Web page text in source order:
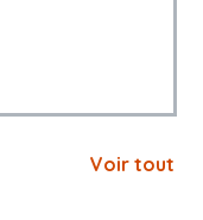
Voir tout